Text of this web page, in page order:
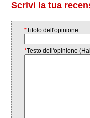
Scrivi la tua
*Titolo dell'opinione:
*Testo dell'opinione